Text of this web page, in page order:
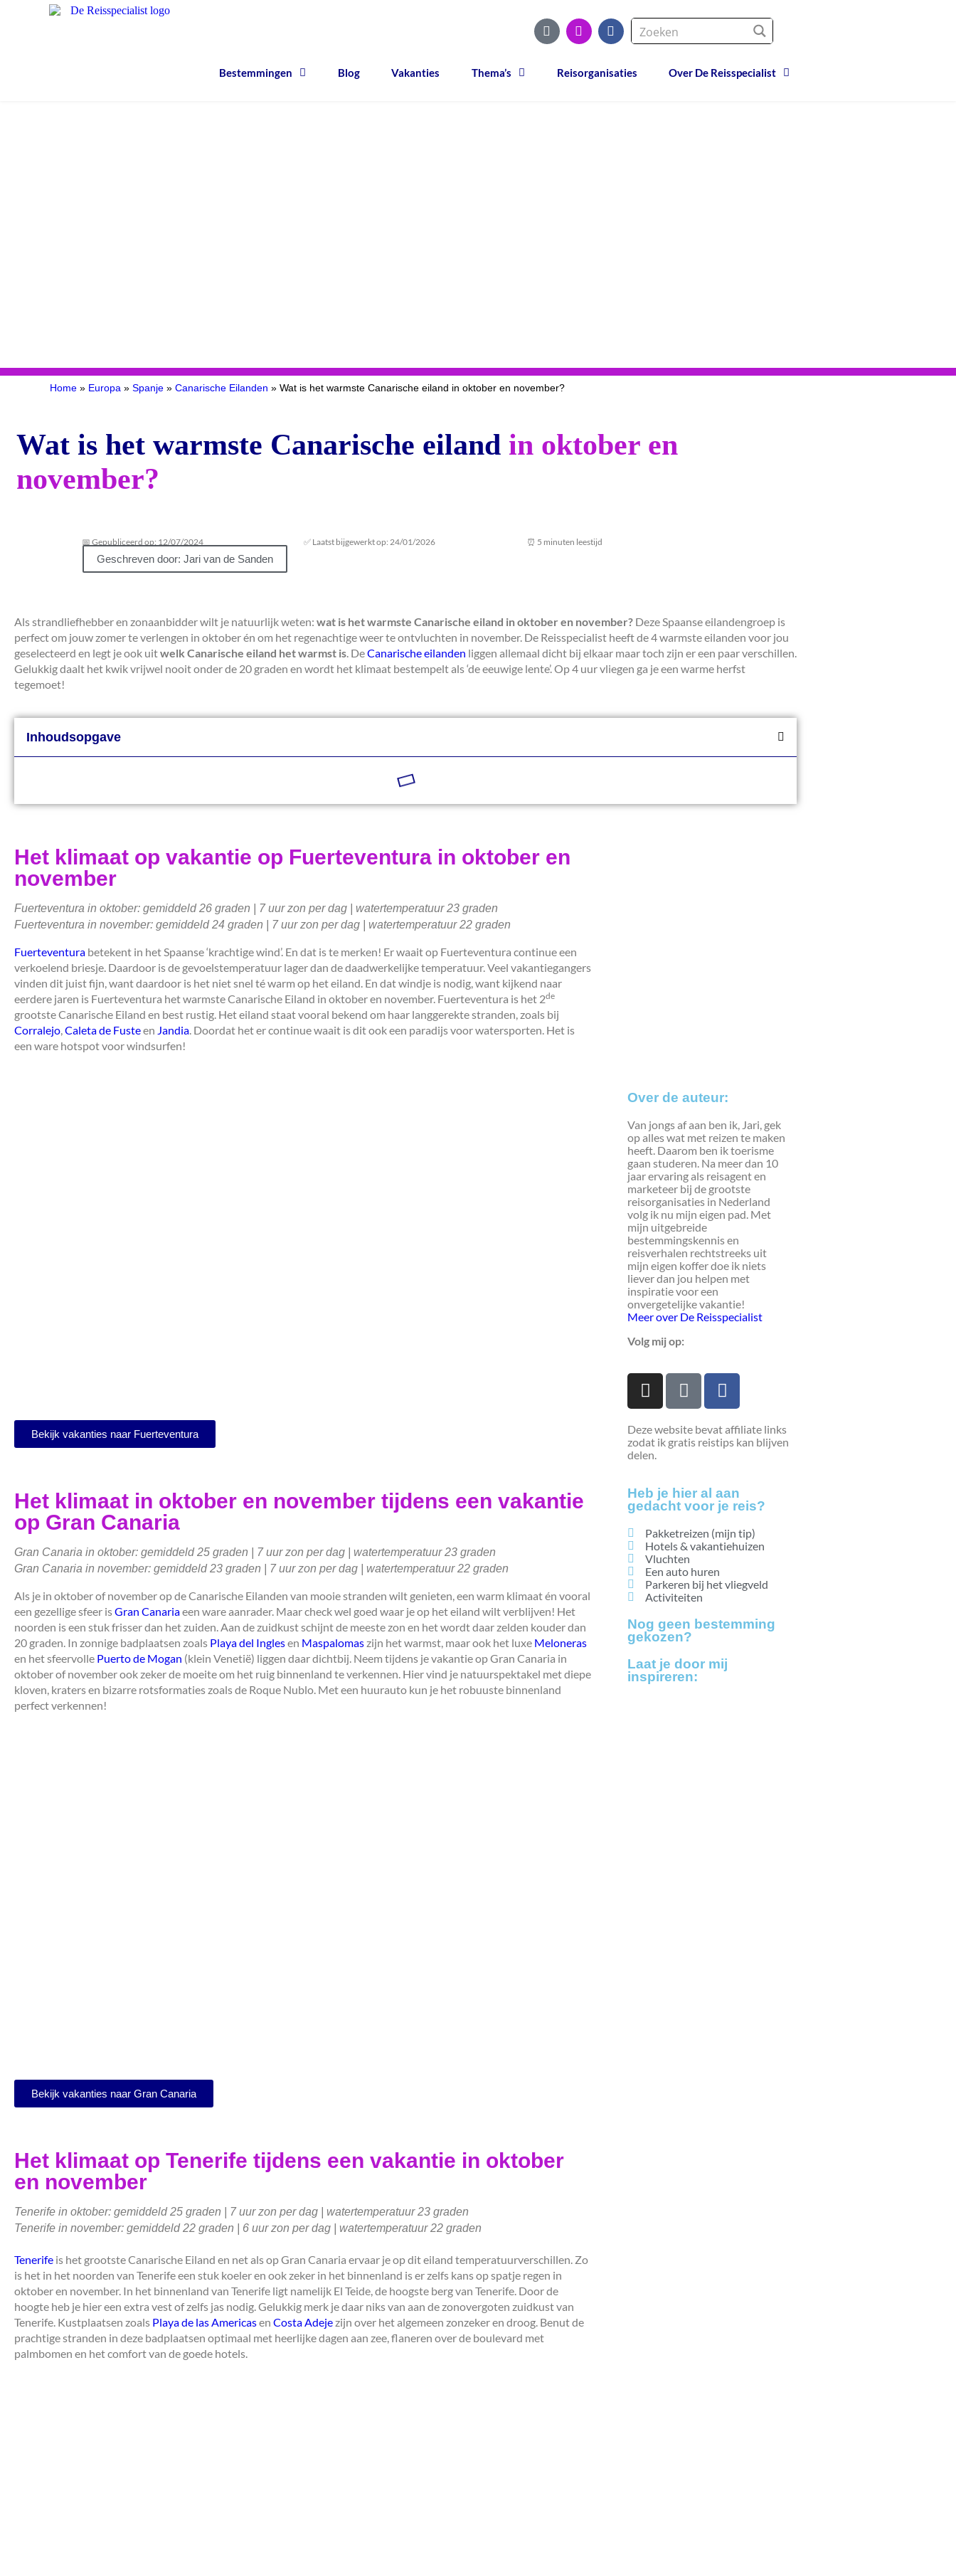
Bestemmingen Blog Vakanties Thema’s Reisorganisaties Over De Reisspecialist
Home » Europa » Spanje » Canarische Eilanden » Wat is het warmste Canarische eiland in oktober en november?
Wat is het warmste Canarische eiland in oktober en
november?
📅 Gepubliceerd op: 12/07/2024 ✅ Laatst bijgewerkt op: 24/01/2026 ⏰ 5 minuten leestijd
Geschreven door: Jari van de Sanden
Als strandliefhebber en zonaanbidder wilt je natuurlijk weten: wat is het warmste Canarische eiland in oktober en november? Deze Spaanse eilandengroep is
perfect om jouw zomer te verlengen in oktober én om het regenachtige weer te ontvluchten in november. De Reisspecialist heeft de 4 warmste eilanden voor jou
geselecteerd en legt je ook uitwelk Canarische eiland het warmst is. DeCanarische eilanden liggen allemaal dicht bij elkaar maar toch zijn er een paar verschillen.
Gelukkig daalt het kwik vrijwel nooit onder de 20 graden en wordt het klimaat bestempelt als ‘de eeuwige lente’. Op 4 uur vliegen ga je een warme herfst
tegemoet!
Inhoudsopgave
Het klimaat op vakantie op Fuerteventura in oktober en
november
Fuerteventura in oktober: gemiddeld 26 graden | 7 uur zon per dag | watertemperatuur 23 graden
Fuerteventura in november: gemiddeld 24 graden | 7 uur zon per dag | watertemperatuur 22 graden
Fuerteventura betekent in het Spaanse ‘krachtige wind’. En dat is te merken! Er waait op Fuerteventura continue een
verkoelend briesje. Daardoor is de gevoelstemperatuur lager dan de daadwerkelijke temperatuur. Veel vakantiegangers
vinden dit juist fijn, want daardoor is het niet snel té warm op het eiland. En dat windje is nodig, want kijkend naar
eerdere jaren is Fuerteventura het warmste Canarische Eiland in oktober en november. Fuerteventura is het 2de
grootste Canarische Eiland en best rustig. Het eiland staat vooral bekend om haar langgerekte stranden, zoals bij
Corralejo,Caleta de Fusteen Jandia. Doordat het er continue waait is dit ook een paradijs voor watersporten. Het is
een ware hotspot voor windsurfen!
Bekijk vakanties naar Fuerteventura
Het klimaat in oktober en november tijdens een vakantie
op Gran Canaria
Gran Canaria in oktober: gemiddeld 25 graden | 7 uur zon per dag | watertemperatuur 23 graden
Gran Canaria in november: gemiddeld 23 graden | 7 uur zon per dag | watertemperatuur 22 graden
Als je in oktober of november op de Canarische Eilanden van mooie stranden wilt genieten, een warm klimaat én vooral
een gezellige sfeer isGran Canariaeen ware aanrader. Maar check wel goed waar je op het eiland wilt verblijven! Het
noorden is een stuk frisser dan het zuiden. Aan de zuidkust schijnt de meeste zon en het wordt daar zelden kouder dan
20 graden. In zonnige badplaatsen zoals Playa del Inglesen Maspalomaszijn het warmst, maar ook het luxe Meloneras
en het sfeervolle Puerto de Mogan (klein Venetië) liggen daar dichtbij. Neem tijdens je vakantie op Gran Canaria in
oktober of november ook zeker de moeite om het ruig binnenland te verkennen. Hier vind je natuurspektakel met diepe
kloven, kraters en bizarre rotsformaties zoals de Roque Nublo. Met een huurauto kun je het robuuste binnenland
perfect verkennen!
Bekijk vakanties naar Gran Canaria
Over de auteur:
Van jongs af aan ben ik, Jari, gek
op alles wat met reizen te maken
heeft. Daarom ben ik toerisme
gaan studeren. Na meer dan 10
jaar ervaring als reisagent en
marketeer bij de grootste
reisorganisaties in Nederland
volg ik nu mijn eigen pad. Met
mijn uitgebreide
bestemmingskennis en
reisverhalen rechtstreeks uit
mijn eigen koffer doe ik niets
liever dan jou helpen met
inspiratie voor een
onvergetelijke vakantie!
Meer over De Reisspecialist
Volg mij op:
Deze website bevat affiliate links
zodat ik gratis reistips kan blijven
delen.
Heb je hier al aan
gedacht voor je reis?
Pakketreizen (mijn tip)
Hotels & vakantiehuizen
Vluchten
Een auto huren
Parkeren bij het vliegveld
Activiteiten
Nog geen bestemming
gekozen?
Laat je door mij
inspireren:
Het klimaat op Tenerife tijdens een vakantie in oktober
en november
Tenerife in oktober: gemiddeld 25 graden | 7 uur zon per dag | watertemperatuur 23 graden
Tenerife in november: gemiddeld 22 graden | 6 uur zon per dag | watertemperatuur 22 graden
Tenerife is het grootste Canarische Eiland en net als op Gran Canaria ervaar je op dit eiland temperatuurverschillen. Zo
is het in het noorden van Tenerife een stuk koeler en ook zeker in het binnenland is er zelfs kans op spatje regen in
oktober en november. In het binnenland van Tenerife ligt namelijk El Teide, de hoogste berg van Tenerife. Door de
hoogte heb je hier een extra vest of zelfs jas nodig. Gelukkig merk je daar niks van aan de zonovergoten zuidkust van
Tenerife. Kustplaatsen zoals Playa de las Americasen Costa Adejezijn over het algemeen zonzeker en droog. Benut de
prachtige stranden in deze badplaatsen optimaal met heerlijke dagen aan zee, flaneren over de boulevard met
palmbomen en het comfort van de goede hotels.